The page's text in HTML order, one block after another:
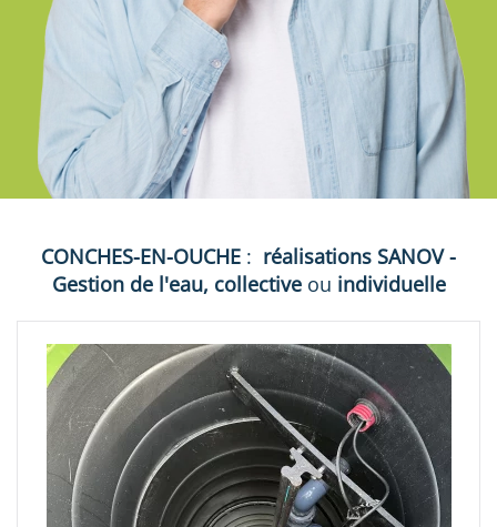
CONCHES-EN-OUCHE : réalisations SANOV -
Gestion de l'eau, collective ou individuelle